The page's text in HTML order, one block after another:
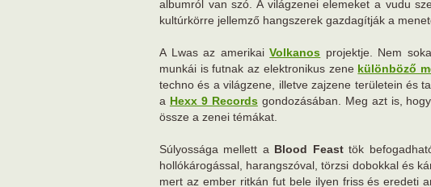
albumról van szó. A világzenei elemeket a vudu
kultúrkörre jellemző hangszerek gazdagítják a
A Lwas az amerikaiVolkanos projektje. Nem
munkái is futnak az elektronikus zene különböző
techno és a világzene, illetve zajzene területein és
a Hexx 9 Recordsgondozásában. Meg azt is,
össze a zenei témákat.
Súlyossága mellett a Blood Feasttök
hollókárogással, harangszóval, törzsi dobokkal és
mert az ember ritkán fut bele ilyen friss és eredeti